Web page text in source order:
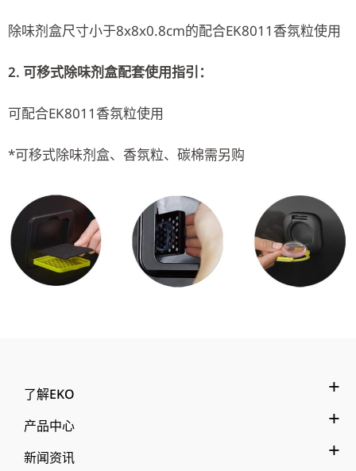
除味剂盒尺寸小于8x8x0.8cm的配合EK8011香氛粒使用
2. 可移式除味剂盒配套使用指引：
可配合EK8011香氛粒使用
*可移式除味剂盒、香氛粒、碳棉需另购
了解EKO
产品中心
新闻资讯